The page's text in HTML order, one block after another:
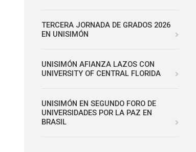
TERCERA JORNADA DE GRADOS 2026
EN UNISIMÓN
UNISIMÓN AFIANZA LAZOS CON
UNIVERSITY OF CENTRAL FLORIDA
UNISIMÓN EN SEGUNDO FORO DE
UNIVERSIDADES POR LA PAZ EN
BRASIL